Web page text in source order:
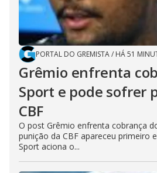
PORTAL DO GREMISTA/ HÁ 51
Grêmio enfrenta
Sport e pode sofrer
CBF
O post Grêmio enfrenta cobrança
punição da CBF apareceu primeiro
Sport aciona o...